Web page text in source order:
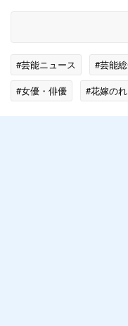
#芸能ニュース #芸能
#女優・俳優
#花嫁の